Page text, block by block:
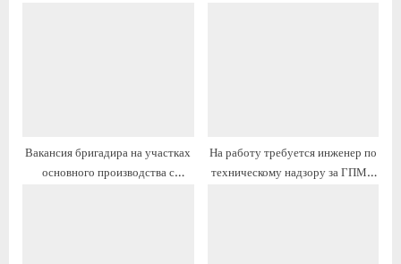
Вакансия бригадира на участках
основного производства с
На работу требуется инженер по
техническому надзору за ГПМ с